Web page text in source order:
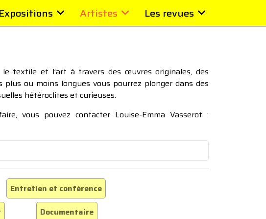
Expositions Artistes Les revues
textile et l’art à travers des œuvres originales, des
ou moins longues vous pourrez plonger dans des
hétéroclites et curieuses.
vous pouvez contacter Louise-Emma Vasserot :
Entretien et conférence
Documentaire